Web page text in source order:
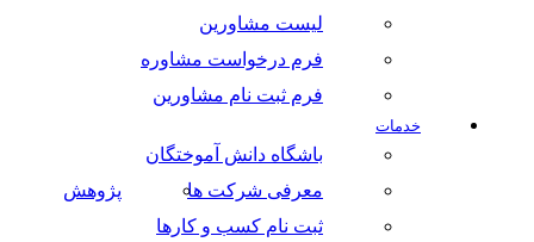
لیست مشاورین
فرم درخواست مشاوره
فرم ثبت نام مشاورین
خدمات
باشگاه دانش آموختگان
معرفی شرکت ها
پژوهش
ثبت نام کسب و کارها